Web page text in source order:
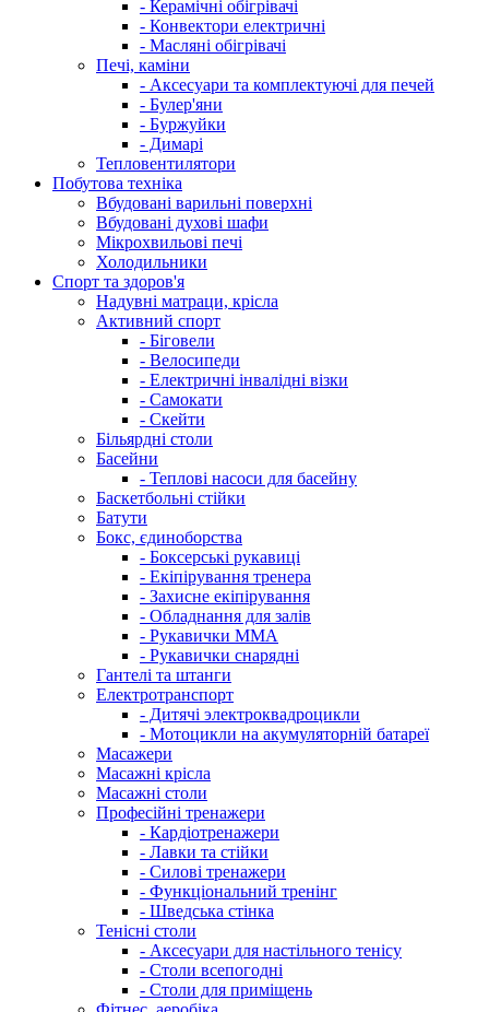
- Керамічні обігрівачі
- Конвектори електричні
- Масляні обігрівачі
Печі, каміни
- Аксесуари та комплектуючі для печей
- Булер'яни
- Буржуйки
- Димарі
Тепловентилятори
Побутова техніка
Вбудовані варильні поверхні
Вбудовані духові шафи
Мікрохвильові печі
Холодильники
Спорт та здоров'я
Надувні матраци, крісла
Активний спорт
- Біговели
- Велосипеди
- Електричні інвалідні візки
- Самокати
- Скейти
Більярдні столи
Басейни
- Теплові насоси для басейну
Баскетбольні стійки
Батути
Бокс, єдиноборства
- Боксерські рукавиці
- Екіпірування тренера
- Захисне екіпірування
- Обладнання для залів
- Рукавички ММА
- Рукавички снарядні
Гантелі та штанги
Електротранспорт
- Дитячі электроквадроцикли
- Мотоцикли на акумуляторній батареї
Масажери
Масажні крісла
Масажні столи
Професійні тренажери
- Кардіотренажери
- Лавки та стійки
- Силові тренажери
- Функціональний тренінг
- Шведська стінка
Тенісні столи
- Аксесуари для настільного тенісу
- Столи всепогодні
- Столи для приміщень